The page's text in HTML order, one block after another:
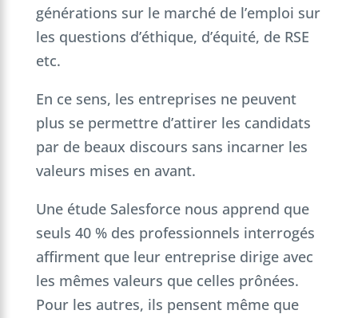
générations sur le marché de l’emploi sur
les questions d’éthique, d’équité, de RSE
etc.
En ce sens, les entreprises ne peuvent
plus se permettre d’attirer les candidats
par de beaux discours sans incarner les
valeurs mises en avant.
Une étude Salesforce nous apprend que
seuls 40 % des professionnels interrogés
affirment que leur entreprise dirige avec
les mêmes valeurs que celles prônées.
Pour les autres, ils pensent même que